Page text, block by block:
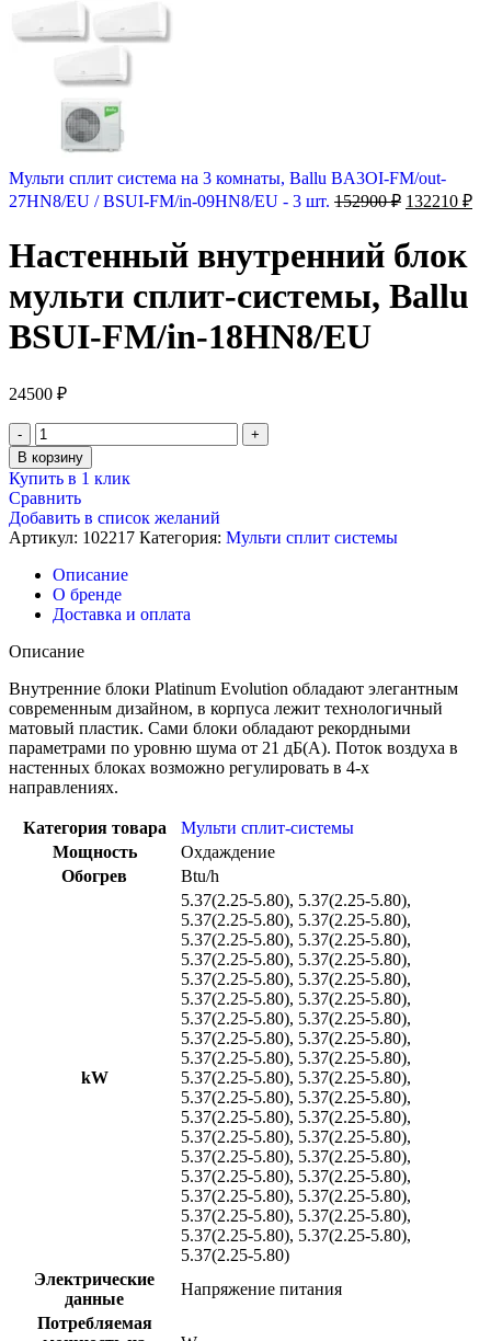
Мульти сплит система на 3 комнаты, Ballu BA3OI-FM/out-
27HN8/EU / BSUI-FM/in-09HN8/EU - 3 шт. 152900₽
152900 ₽.
132210 ₽
Настенный внутренний блок
мульти сплит-системы, Ballu
BSUI-FM/in-18HN8/EU
24500 ₽
Количество
товара
Настенный
внутренний
блок
мульти
сплит-
системы,
Ballu
BSUI-
FM/in-
18HN8/EU
В корзину
Купить в 1 клик
Сравнить
Добавить в список желаний
Артикул: 102217 Категория: Мульти сплит системы
Описание
О бренде
Доставка и оплата
Описание
Внутренние блоки Platinum Evolution обладают элегантным
современным дизайном, в корпуса лежит технологичный
матовый пластик. Сами блоки обладают рекордными
параметрами по уровню шума от 21 дБ(А). Поток воздуха в
настенных блоках возможно регулировать в 4-х
направлениях.
Категория товара
Мульти сплит-системы
Мощность
Охдаждение
Обогрев
Btu/h
kW
5.37(2.25-5.80), 5.37(2.25-5.80),
5.37(2.25-5.80), 5.37(2.25-5.80),
5.37(2.25-5.80), 5.37(2.25-5.80),
5.37(2.25-5.80), 5.37(2.25-5.80),
5.37(2.25-5.80), 5.37(2.25-5.80),
5.37(2.25-5.80), 5.37(2.25-5.80),
5.37(2.25-5.80), 5.37(2.25-5.80),
5.37(2.25-5.80), 5.37(2.25-5.80),
5.37(2.25-5.80), 5.37(2.25-5.80),
5.37(2.25-5.80), 5.37(2.25-5.80),
5.37(2.25-5.80), 5.37(2.25-5.80),
5.37(2.25-5.80), 5.37(2.25-5.80),
5.37(2.25-5.80), 5.37(2.25-5.80),
5.37(2.25-5.80), 5.37(2.25-5.80),
5.37(2.25-5.80), 5.37(2.25-5.80),
5.37(2.25-5.80), 5.37(2.25-5.80),
5.37(2.25-5.80), 5.37(2.25-5.80),
5.37(2.25-5.80), 5.37(2.25-5.80),
5.37(2.25-5.80)
Электрические
данные
Напряжение питания
Потребляемая